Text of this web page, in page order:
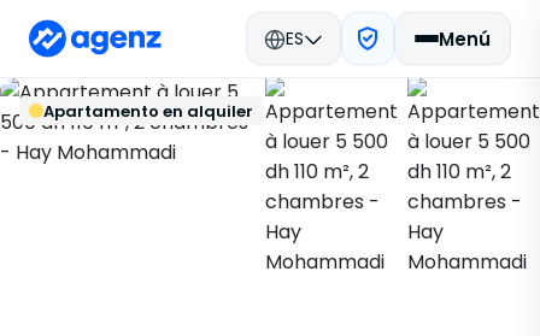
ES Menú
Volver
Bienes raíces en Marruecos
Alquilar Agadir Apartamento
Hay Mohammadi 555856
Guardar
Apartamento en alquiler